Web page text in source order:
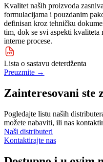
Kvalitet naših proizvoda
formulacijama i pouzdanim
definisan kroz tehničku
tim, dok se svi aspekti
interne procese.
Lista o sastavu deterdženta
Preuzmite →
Zainteresovani ste
Pogledajte listu naših
možete nabaviti, ili nas
Naši distributeri
Kontaktirajte nas